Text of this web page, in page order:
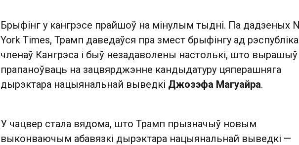
Брыфінг у кангрэсе прайшоў на мінулым тыдні. Па дадзеных
York Times, Трамп даведаўся пра змест брыфінгу ад
членаў Кангрэса і быў незадаволены настолькі, што
прапаноўваць на зацвярджэнне кандыдатуру цяперашняга
дырэктара нацыянальнай выведкі Джозэфа Магуайра.
У чацвер стала вядома, што Трамп прызначыў новым
выконваючым абавязкі дырэктара нацыянальнай выведкі —